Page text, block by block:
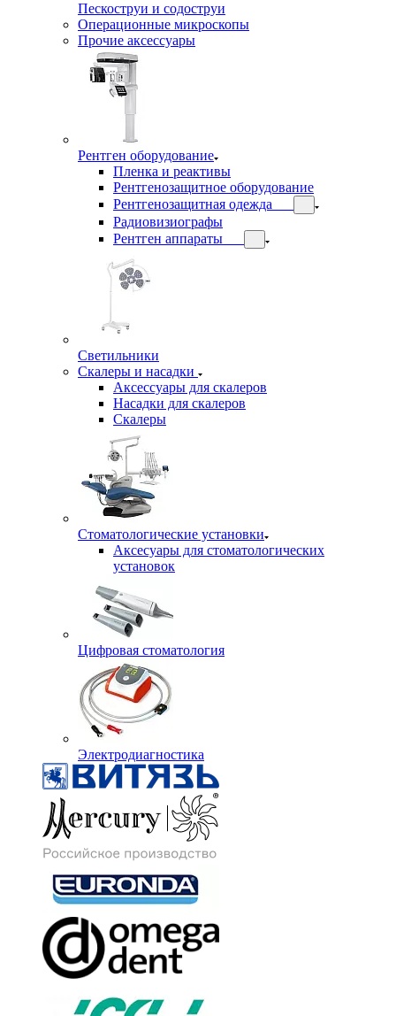
Пескоструи и содоструи
Операционные микроскопы
Прочие аксессуары
Рентген оборудование
Пленка и реактивы
Рентгенозащитное оборудование
Рентгенозащитная одежда
Радиовизиографы
Рентген аппараты
Светильники
Скалеры и насадки
Аксессуары для скалеров
Насадки для скалеров
Скалеры
Стоматологические установки
Аксесуары для стоматологических
установок
Цифровая стоматология
Электродиагностика